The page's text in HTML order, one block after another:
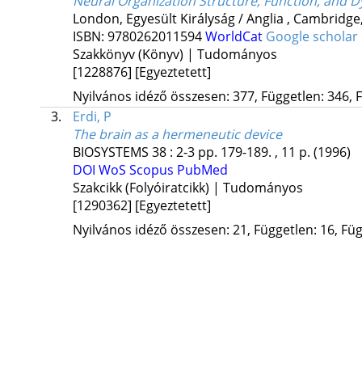
London, Egyesült Királyság / Anglia ,
ISBN: 9780262011594WorldCat Google scholar
Szakkönyv (Könyv) | Tudományos
[1228876] [Egyeztetett]
Nyilvános idéző összesen: 377, Független: 346,
3.
Erdi, P
The brain as a hermeneutic device
BIOSYSTEMS 38: 2-3 pp. 179-189. , 11 p. (1996)
DOI WoS Scopus PubMed
Szakcikk (Folyóiratcikk) | Tudományos
[1290362] [Egyeztetett]
Nyilvános idéző összesen: 21, Független: 16,